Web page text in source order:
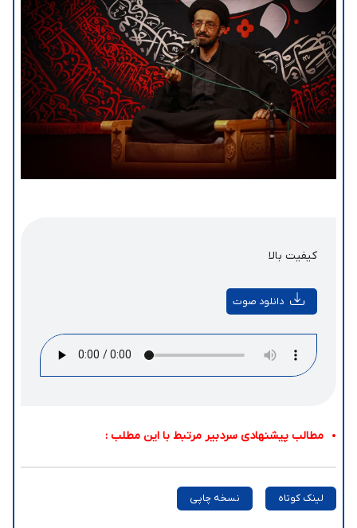
کیفیت بالا
دانلود صوت
مطالب پیشنهادی سردبیر مرتبط با این مطلب :
لینک کوتاه نسخه چاپی